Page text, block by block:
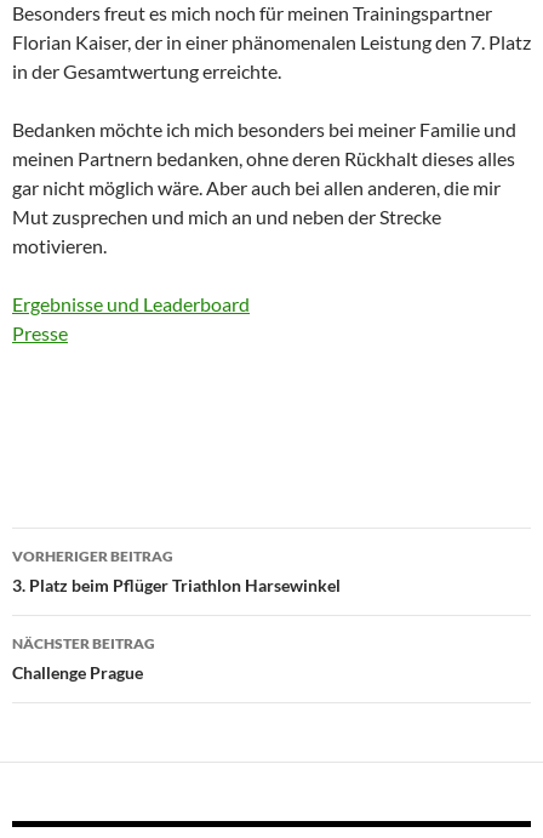
Besonders freut es mich noch für meinen Trainingspartner
Florian Kaiser, der in einer phänomenalen Leistung den 7. Platz
in der Gesamtwertung erreichte.
Bedanken möchte ich mich besonders bei meiner Familie und
meinen Partnern bedanken, ohne deren Rückhalt dieses alles
gar nicht möglich wäre. Aber auch bei allen anderen, die mir
Mut zusprechen und mich an und neben der Strecke
motivieren.
Ergebnisse und Leaderboard
Presse
Beitragsnavigation
VORHERIGER BEITRAG
3. Platz beim Pflüger Triathlon Harsewinkel
NÄCHSTER BEITRAG
Challenge Prague